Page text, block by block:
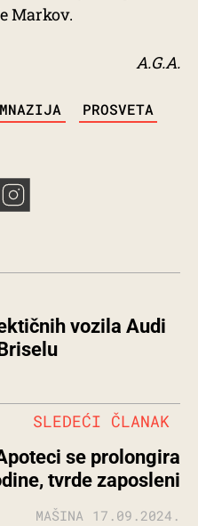
Markov.
A.G.A.
PROSVETA
vozila Audi
se prolongira
tvrde zaposleni
SLEDEĆI ČLANAK
MAŠINA 17.09.2024.